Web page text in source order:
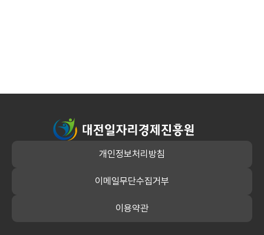
대전일자리경제진흥원
개인정보처리방침
이메일무단수집거부
이용약관